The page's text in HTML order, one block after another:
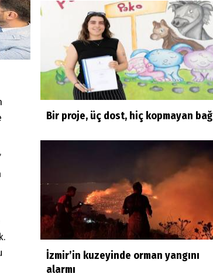
Bir proje, üç dost, hiç kopmayan bağ
İzmir’in kuzeyinde orman yangını
alarmı